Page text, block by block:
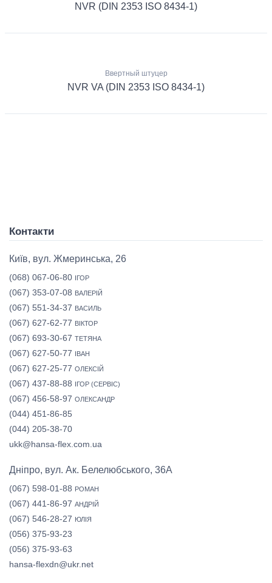
NVR (DIN 2353 ISO 8434-1)
Ввертный штуцер
NVR VA (DIN 2353 ISO 8434-1)
Контакти
Київ, вул. Жмеринська, 26
(068) 067-06-80 ІГОР
(067) 353-07-08 ВАЛЕРІЙ
(067) 551-34-37 ВАСИЛЬ
(067) 627-62-77 ВІКТОР
(067) 693-30-67 ТЕТЯНА
(067) 627-50-77 ІВАН
(067) 627-25-77 ОЛЕКСІЙ
(067) 437-88-88 ІГОР (СЕРВІС)
(067) 456-58-97 ОЛЕКСАНДР
(044) 451-86-85
(044) 205-38-70
ukk@hansa-flex.com.ua
Дніпро, вул. Ак. Белелюбського, 36А
(067) 598-01-88 РОМАН
(067) 441-86-97 АНДРІЙ
(067) 546-28-27 ЮЛІЯ
(056) 375-93-23
(056) 375-93-63
hansa-flexdn@ukr.net